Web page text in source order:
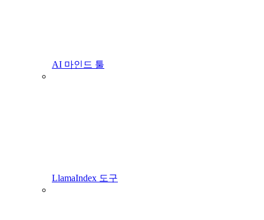
AI 마인드 툴
LlamaIndex 도구